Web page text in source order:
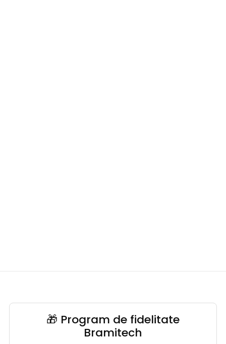
🎁 Program de fidelitate
Bramitech